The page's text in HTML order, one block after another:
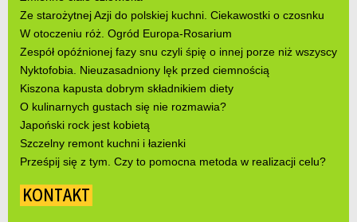
Ze starożytnej Azji do polskiej kuchni. Ciekawostki o czosnku
W otoczeniu róż. Ogród Europa-Rosarium
Zespół opóźnionej fazy snu czyli śpię o innej porze niż wszyscy
Nyktofobia. Nieuzasadniony lęk przed ciemnością
Kiszona kapusta dobrym składnikiem diety
O kulinarnych gustach się nie rozmawia?
Japoński rock jest kobietą
Szczelny remont kuchni i łazienki
Prześpij się z tym. Czy to pomocna metoda w realizacji celu?
KONTAKT